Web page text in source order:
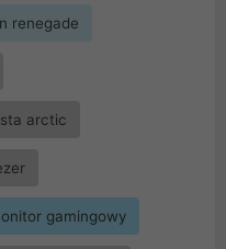
renegade
arctic
gamingowy